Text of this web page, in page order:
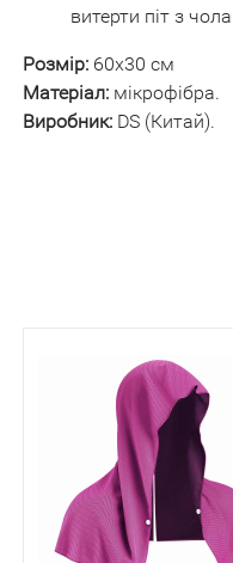
витерти піт з
Розмір: 60х30 см
Матеріал: мікрофібра.
Виробник: DS (Китай).